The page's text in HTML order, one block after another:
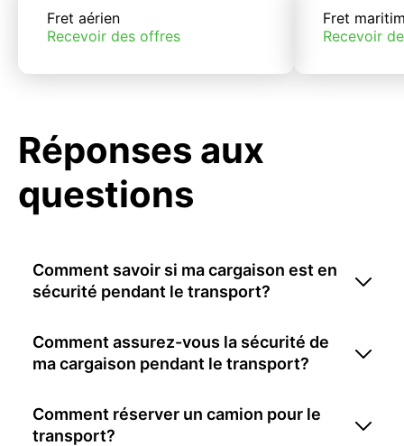
Fret aérien
Recevoir des offres
Fret
Recevoir
Réponses aux
questions
Comment savoir si ma cargaison est en
sécurité pendant le transport?
Comment assurez-vous la sécurité de
ma cargaison pendant le transport?
Comment réserver un camion pour le
transport?